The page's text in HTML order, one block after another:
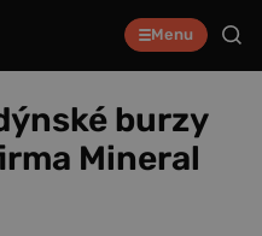
Menu
burzy
Mineral